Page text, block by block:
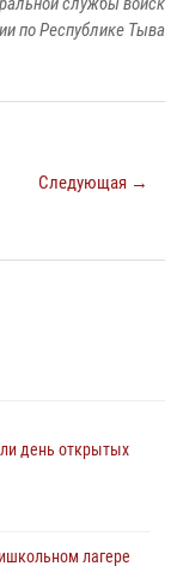
по Республике Тыва
Следующая →
день открытых
лагере